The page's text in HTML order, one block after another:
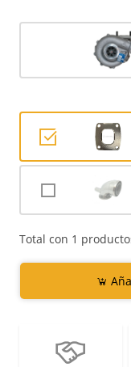
Total con 1